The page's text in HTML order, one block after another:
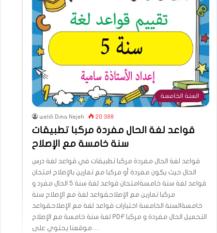
السنة الخامسة
weldi Dima Nejeh 20 388
قواعد لغة الحال مفردة مركبا تطبيقات
سنة خامسة مع الإصلاح
قواعد لغة الحال مفردة مركبا تطبيقات في قواعد لغة درس
الحال حيث يكون مفردة أو مركبا مع تمارين بالإصلاح امتحان
قواعد لغة سنة خامسةامتحان قواعد لغة سنة 5 الحال مفرد و
مركبا تمارين مع الإصلاحقواعد لغة مع الإصلاح سنة
خامسةالسنة الخامسة اختبارات قواعد لغة مع الإصلاحقواعد
لغة سنة خامسة مع الإصلاح PDF التحميل الحال مفردة و مركبا